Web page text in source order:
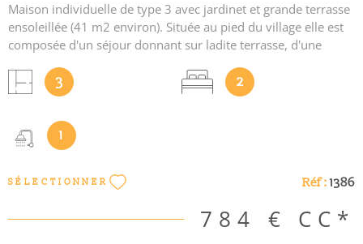
Maison individuelle de type 3 avec jardinet et grande terrasse
ensoleillée (41 m2 environ). Située au pied du village elle est
composée d'un séjour donnant sur ladite terrasse, d'une
d'une salle d'eau et d'un WC. Une cave s'étendant sous toute
la surface de la maison. Chauffage individuel électrique. Place
sur colline. “Les informations sur les risques auxquels ce bien
est exposé sont disponibles sur le site Géorisques
risques auxquels ce bien est exposé sont disponibles sur le
3 2
1
SÉLECTIONNER Réf : 1386
784 € CC*